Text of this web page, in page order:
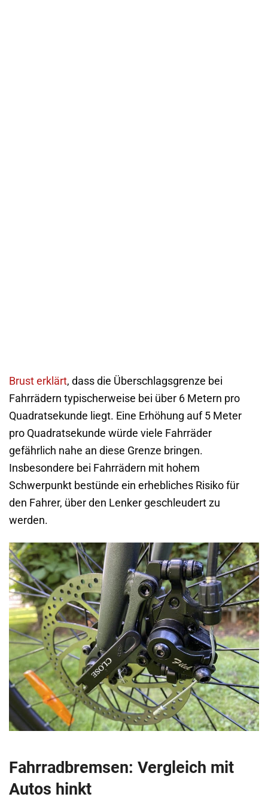
Brust erklärt, dass die Überschlagsgrenze bei
Fahrrädern typischerweise bei über 6 Metern pro
Quadratsekunde liegt. Eine Erhöhung auf 5 Meter
pro Quadratsekunde würde viele Fahrräder
gefährlich nahe an diese Grenze bringen.
Insbesondere bei Fahrrädern mit hohem
Schwerpunkt bestünde ein erhebliches Risiko für
den Fahrer, über den Lenker geschleudert zu
werden.
Fahrradbremsen: Vergleich mit
Autos hinkt